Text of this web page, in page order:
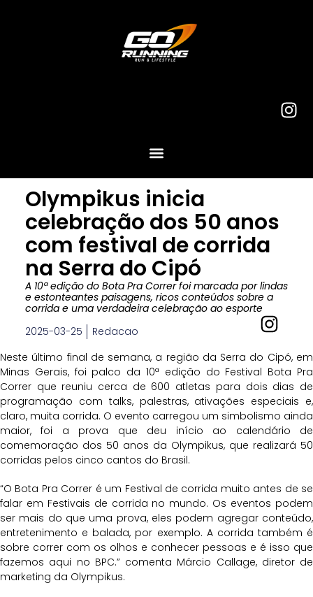
Olympikus inicia
celebração dos 50 anos
com festival de corrida
na Serra do Cipó
A 10ª edição do Bota Pra Correr foi marcada por lindas
e estonteantes paisagens, ricos conteúdos sobre a
corrida e uma verdadeira celebração ao esporte
2025-03-25
Redacao
Neste último final de semana, a região da Serra do Cipó, em
Minas Gerais, foi palco da 10ª edição do Festival Bota Pra
Correr que reuniu cerca de 600 atletas para dois dias de
programação com talks, palestras, ativações especiais e,
claro, muita corrida. O evento carregou um simbolismo ainda
maior, foi a prova que deu início ao calendário de
comemoração dos 50 anos da Olympikus, que realizará 50
corridas pelos cinco cantos do Brasil.
“O Bota Pra Correr é um Festival de corrida muito antes de se
falar em Festivais de corrida no mundo. Os eventos podem
ser mais do que uma prova, eles podem agregar conteúdo,
entretenimento e balada, por exemplo. A corrida também é
sobre correr com os olhos e conhecer pessoas e é isso que
fazemos aqui no BPC.” comenta Márcio Callage, diretor de
marketing da Olympikus.